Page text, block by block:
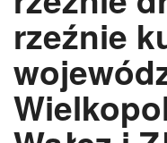
rzeźnie